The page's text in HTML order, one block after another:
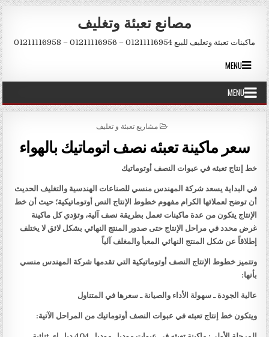
Skip to content
مصانع تعبئة وتغليف
ماكينات تعبئة وتغليف للبيع 01211116954 – 01211116956 – 01211116958
MENU
MENU
POSTED IN
مشاريع تعبئة و تغليف
سعر ماكينة تعبئه نصف اتوماتيك بالهواء
خط إنتاج تعبئه في عبوات النصف أوتوماتيك
في البداية يسعد شركة المهندس منسي للصناعات الهندسية والتغليف الحديث
أن توضح لعملائها الكرام مفهوم خطوط الإنتاج النص أوتوماتيكية؛ حيث أن خط
الإنتاج يتكون من عدة ماكينات تعمل بطريقة نصف آلية، وتؤدي كل ماكينة
غرض محدد في مراحل الإنتاج حتى صدور المنتج النهائي بشكل لائق لا يختلف
إطلاقاً عن شكل المنتج النهائي المعبأ والمغلف آلياً
وتتميز خطوط الإنتاج النصف أوتوماتيكية التي تقدمها شركة المهندس منسي
بأنها:
عالية الجودة ـ سهولة الأداء والصيانة ـ سعرها في المتناول
ويتكون خط إنتاج تعبئه في عبوات النصف أوتوماتيك من المراحل الآتية: